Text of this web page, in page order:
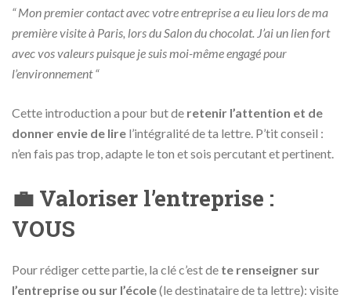
“ Mon premier contact avec votre entreprise a eu lieu lors de ma
première visite à Paris, lors du Salon du chocolat. J’ai un lien fort
avec vos valeurs puisque je suis moi-même engagé pour
l’environnement “
Cette introduction a pour but de retenir l’attention et de
donner envie de lire l’intégralité de ta lettre. P’tit conseil :
n’en fais pas trop, adapte le ton et sois percutant et pertinent.
💼 Valoriser l’entreprise :
VOUS
Pour rédiger cette partie, la clé c’est de te renseigner sur
l’entreprise ou sur l’école(le destinataire de ta lettre): visite